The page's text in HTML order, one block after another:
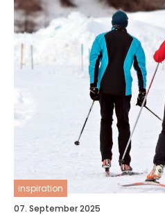
inspiration
07. September 2025